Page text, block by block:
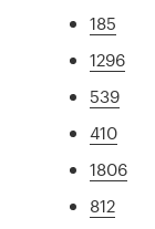
185
1296
539
410
1806
812